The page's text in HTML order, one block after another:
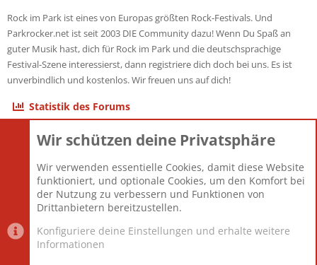
Rock im Park ist eines von Europas größten Rock-Festivals. Und
Parkrocker.net ist seit 2003 DIE Community dazu! Wenn Du Spaß an
guter Musik hast, dich für Rock im Park und die deutschsprachige
Festival-Szene interessierst, dann registriere dich doch bei uns. Es ist
unverbindlich und kostenlos. Wir freuen uns auf dich!
Statistik des Forums
Themen
Mitglieder
12.427
Neuestes Mitglied
Berlin
Wir schützen deine Privatsphäre
Wir verwenden essentielle Cookies, damit diese Website
funktioniert, und optionale Cookies, um den Komfort bei
der Nutzung zu verbessern und Funktionen von
Drittanbietern bereitzustellen.
Konfiguriere deine Einstellungen und erhalte weitere
Informationen